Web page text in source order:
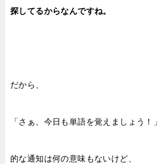
探してるからなんですね。
だから、
「さぁ、今日も単語を覚えましょう！」
的な通知は何の意味もないけど、